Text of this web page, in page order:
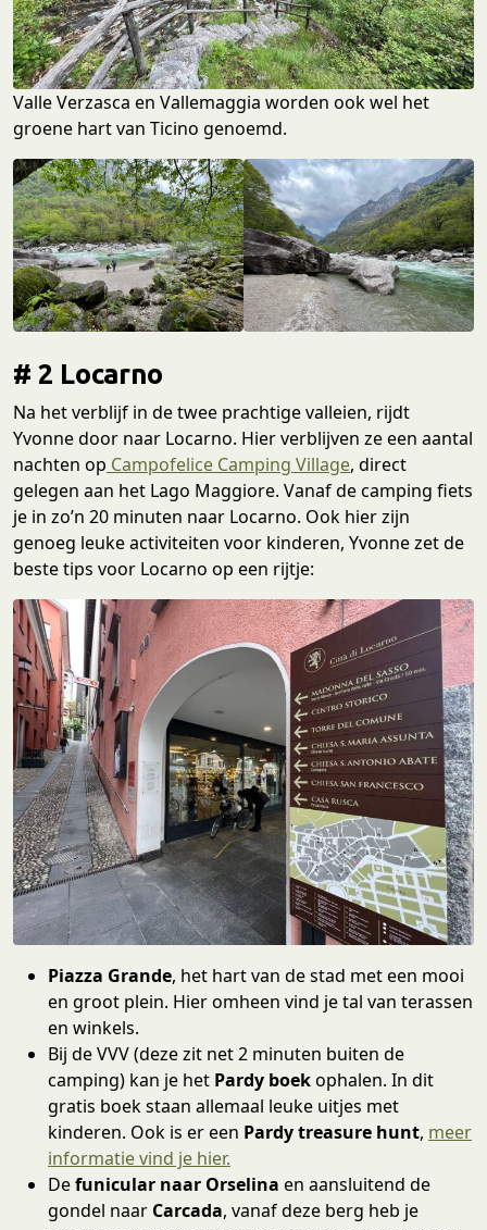
Valle Verzasca en Vallemaggia worden ook wel het
groene hart van Ticino genoemd.
# 2 Locarno
Na het verblijf in de twee prachtige valleien, rijdt
Yvonne door naar Locarno. Hier verblijven ze een aantal
nachten op Campofelice Camping Village, direct
gelegen aan het Lago Maggiore. Vanaf de camping fiets
je in zo’n 20 minuten naar Locarno. Ook hier zijn
genoeg leuke activiteiten voor kinderen, Yvonne zet de
beste tips voor Locarno op een rijtje:
Piazza Grande, het hart van de stad met een mooi
en groot plein. Hier omheen vind je tal van terassen
en winkels.
Bij de VVV (deze zit net 2 minuten buiten de
camping) kan je het Pardy boekophalen. In dit
gratis boek staan allemaal leuke uitjes met
kinderen. Ook is er een Pardy treasure hunt, meer
informatie vind je hier.
Defunicular naar Orselina en aansluitend de
gondel naar Carcada, vanaf deze berg heb je